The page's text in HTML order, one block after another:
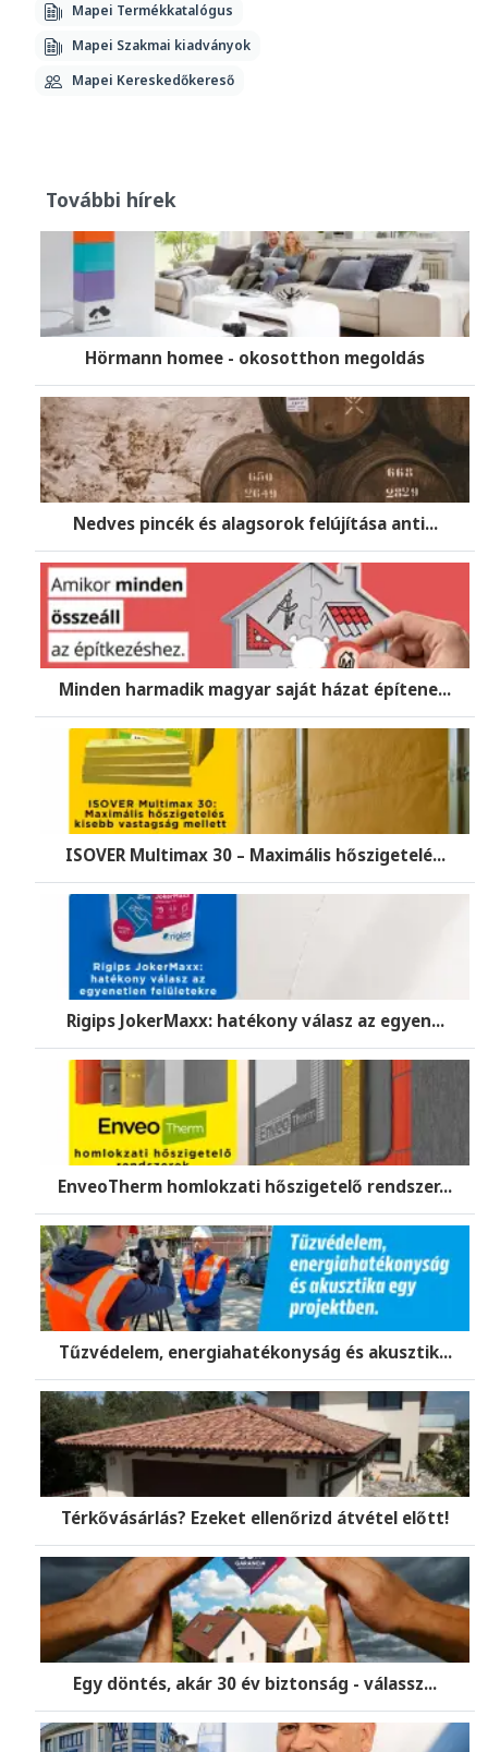
Mapei Termékkatalógus
Mapei Szakmai kiadványok
Mapei Kereskedőkereső
További hírek
Hörmann homee - okosotthon megoldás
Nedves pincék és alagsorok felújítása anti...
Minden harmadik magyar saját házat építene...
ISOVER Multimax 30 – Maximális hőszigetelé...
Rigips JokerMaxx: hatékony válasz az egyen...
EnveoTherm homlokzati hőszigetelő rendszer...
Tűzvédelem, energiahatékonyság és akusztik...
Térkővásárlás? Ezeket ellenőrizd átvétel előtt!
Egy döntés, akár 30 év biztonság - válassz...